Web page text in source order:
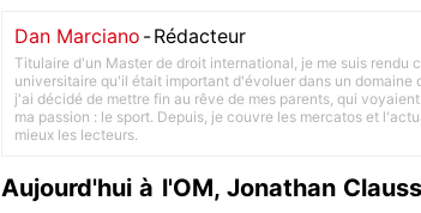
Dan Marciano -Rédacteur
Titulaire d'un Master de droit international, je me suis rendu
universitaire qu'il était important d'évoluer dans un domaine
j'ai décidé de mettre fin au rêve de mes parents, qui
ma passion : le sport. Depuis, je couvre les mercatos et
mieux les lecteurs.
Aujourd'hui à l'OM, Jonathan